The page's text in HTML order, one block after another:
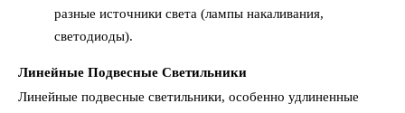
разные источники света (лампы накаливания,
светодиоды).
Линейные Подвесные Светильники
Линейные подвесные светильники, особенно удлиненные